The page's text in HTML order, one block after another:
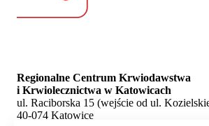
Regionalne Centrum Krwiodawstwa
i Krwiolecznictwa w Katowicach
ul. Raciborska 15 (wejście od ul.
40-074 Katowice